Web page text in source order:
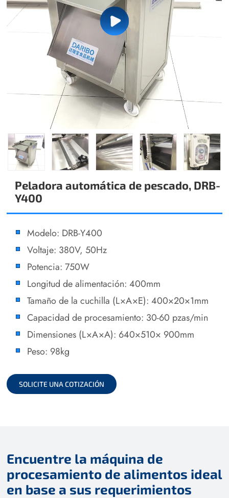
Peladora automática de pescado, DRB-
Y400
Modelo: DRB-Y400
Voltaje: 380V, 50Hz
Potencia: 750W
Longitud de alimentación: 400mm
Tamaño de la cuchilla (L×A×E): 400×20×1mm
Capacidad de procesamiento: 30-60 pzas/min
Dimensiones (L×A×A): 640×510× 900mm
Peso: 98kg
SOLICITE UNA COTIZACIÓN
Encuentre la máquina de
procesamiento de alimentos ideal
en base a sus requerimientos